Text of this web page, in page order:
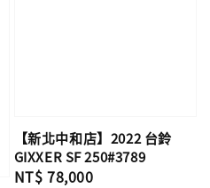
【新北中和店】2022 台鈴
GIXXER SF 250#3789
Regular
NT$ 78,000